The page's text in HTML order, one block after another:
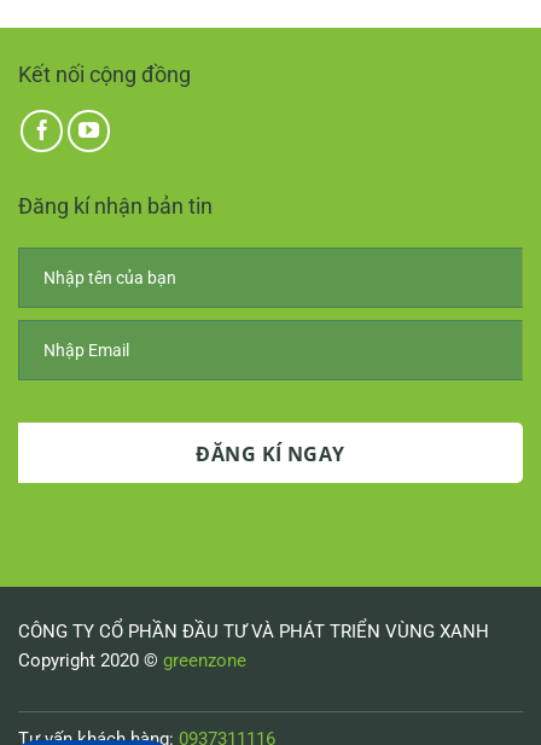
Kết nối cộng đồng
Đăng kí nhận bản tin
CÔNG TY CỔ PHẦN ĐẦU TƯ VÀ PHÁT TRIỂN VÙNG XANH
Copyright 2020 © greenzone
Tư vấn khách hàng: 0937311116